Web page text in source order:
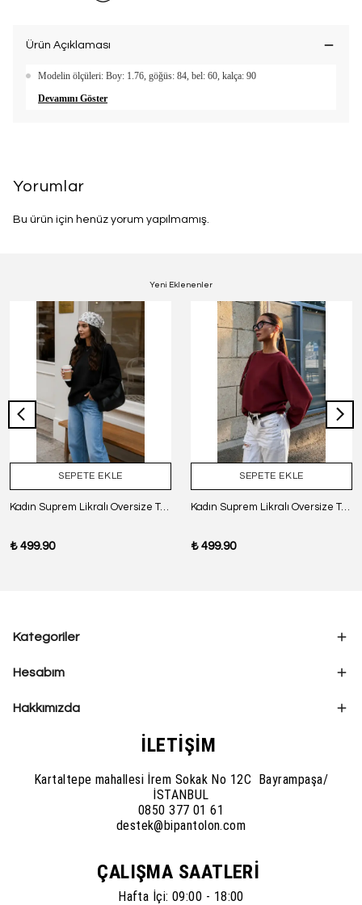
Ürün Açıklaması
Modelin ölçüleri: Boy: 1.76, göğüs: 84, bel: 60, kalça: 90
Devamını Göster
Yorumlar
Bu ürün için henüz yorum yapılmamış.
Yeni Eklenenler
SEPETE EKLE
Kadın Suprem Likralı Oversize T-Shirt - SİYAH
₺ 499.90
SEPETE EKLE
Kadın Suprem Likralı Oversize T-Shirt - BORDO
₺ 499.90
Kategoriler
Hesabım
Hakkımızda
İLETİŞİM
Kartaltepe mahallesi İrem Sokak No 12C Bayrampaşa/
İSTANBUL
0850 377 01 61
destek@bipantolon.com
ÇALIŞMA SAATLERİ
Hafta İçi: 09:00 - 18:00